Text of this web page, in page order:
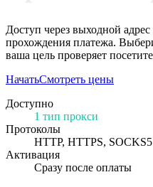
Доступ через выходной
прохождения платежа.
ваша цель проверяет
НачатьСмотреть цены
Доступно
1 тип прокси
Протоколы
HTTP, HTTPS, SOCKS5
Активация
Сразу после оплаты